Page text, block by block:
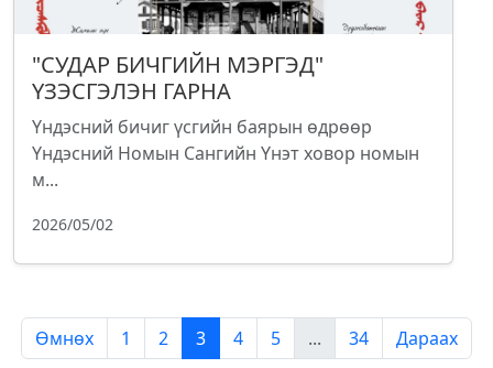
"СУДАР БИЧГИЙН МЭРГЭД"
ҮЗЭСГЭЛЭН ГАРНА
Үндэсний бичиг үсгийн баярын өдрөөр
Үндэсний Номын Сангийн Үнэт ховор номын
м...
2026/05/02
Өмнөх 1 2 3 4 5 ... 34 Дараах